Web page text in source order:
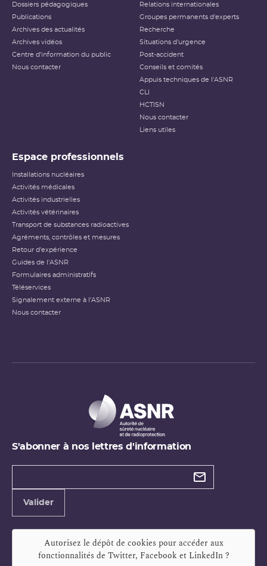
Dossiers pédagogiques
Publications
Archives des actualités
Archives vidéos
Centre d'information du public
Nous contacter
Relations internationales
Groupes permanents d'experts
Recherche
Situations d'urgence
Post-accident
Conseils et comités
Appuis techniques de l'ASNR
CLI
HCTISN
Nous contacter
Liens utiles
Espace professionnels
Installations nucléaires
Activités médicales
Activités industrielles
Activités vétérinaires
Transport de substances radioactives
Agréments, contrôles et mesures
Retour d'expérience
Guides de l'ASNR
Formulaires administratifs
Téléservices
Signalement externe à l'ASNR
Nous contacter
S'abonner à nos lettres d'information
Types de
Valider
Autorisez le dépôt de cookies pour accéder aux
fonctionnalités de Twitter, Facebook et LinkedIn?